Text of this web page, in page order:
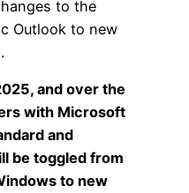
to the
Outlook to new
and over the
with Microsoft
and
be toggled from
to new